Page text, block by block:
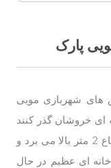
پارک
های شهربازی مویی
ای خروشان گذر کنند
و لذت ببرند. پرواز علاءالدین شما را تا ارتفاع 2 متر بالا می برد و
ای عظیم در حال